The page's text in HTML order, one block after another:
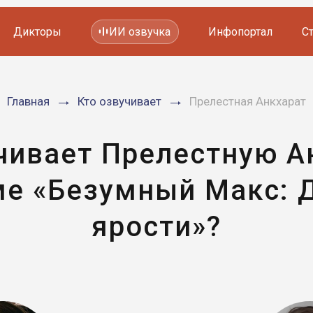
Мультфильмов
Дикторы ИИ озвучка Инфопортал
Главная Кто озвучивает Прелестная Анкхарат
Прелестную
«Безумный Макс:
ярости»?